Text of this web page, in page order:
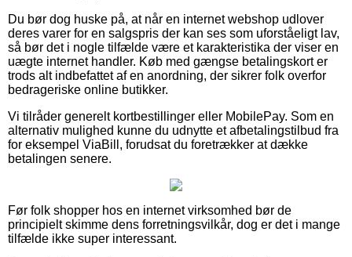
Du bør dog huske på, at når en internet webshop udlover
deres varer for en salgspris der kan ses som uforståeligt lav,
så bør det i nogle tilfælde være et karakteristika der viser en
uægte internet handler. Køb med gængse betalingskort er
trods alt indbefattet af en anordning, der sikrer folk overfor
bedrageriske online butikker.
Vi tilråder generelt kortbestillinger eller MobilePay. Som en
alternativ mulighed kunne du udnytte et afbetalingstilbud fra
for eksempel ViaBill, forudsat du foretrækker at dække
betalingen senere.
Før folk shopper hos en internet virksomhed bør de
principielt skimme dens forretningsvilkår, dog er det i mange
tilfælde ikke super interessant.